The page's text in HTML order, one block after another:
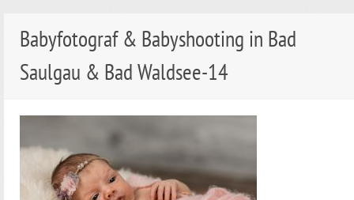
Babyfotograf & Babyshooting in Bad
Saulgau & Bad Waldsee-14